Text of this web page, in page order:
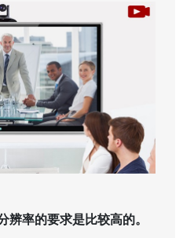
率的要求是比较高的。